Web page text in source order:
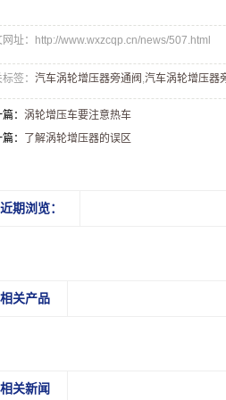
网址：http://www.wxzcqp.cn/news/507.html
签： 汽车涡轮增压器旁通阀 ,汽车涡轮增压器
： 涡轮增压车要注意热车
篇：
了解涡轮增压器的误区
近期浏览：
相关产品
相关新闻